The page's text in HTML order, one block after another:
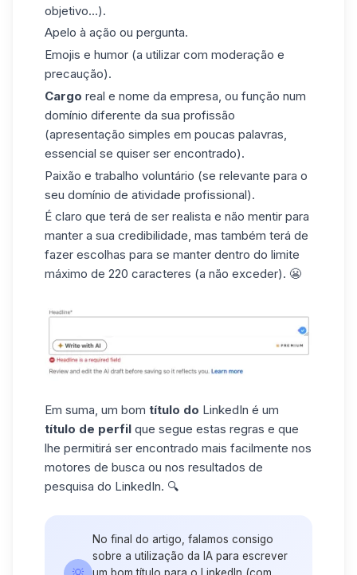
objetivo...).
Apelo à ação ou pergunta.
Emojis e humor (a utilizar com moderação e
precaução).
Cargo real e nome da empresa, ou função num
domínio diferente da sua profissão
(apresentação simples em poucas palavras,
essencial se quiser ser encontrado).
Paixão e trabalho voluntário (se relevante para o
seu domínio de atividade profissional).
É claro que terá de ser realista e não mentir para
manter a sua credibilidade, mas também terá de
fazer escolhas para se manter dentro do limite
máximo de 220 caracteres (a não exceder). 😬
Em suma, um bom título do LinkedIn é um
título de perfil que segue estas regras e que
lhe permitirá ser encontrado mais facilmente nos
motores de busca ou nos resultados de
pesquisa do LinkedIn. 🔍
No final do artigo, falamos consigo
sobre a utilização da IA para escrever